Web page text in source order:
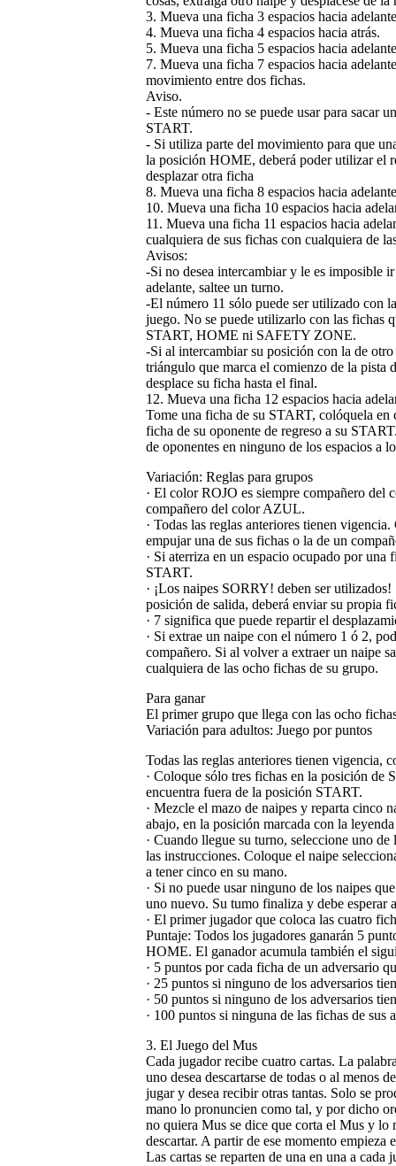
3. Mueva una ficha 3 espacios hacia
4. Mueva una ficha 4 espacios hacia atrás.
5. Mueva una ficha 5 espacios hacia
7. Mueva una ficha 7 espacios hacia
movimiento entre dos fichas.
Aviso.
- Este número no se puede usar para sacar
START.
- Si utiliza parte del movimiento para que
la posición HOME, deberá poder utilizar el
desplazar otra ficha
8. Mueva una ficha 8 espacios hacia
10. Mueva una ficha 10 espacios hacia
11. Mueva una ficha 11 espacios hacia
cualquiera de sus fichas con cualquiera de
Avisos:
-Si no desea intercambiar y le es imposible
adelante, saltee un turno.
-El número 11 sólo puede ser utilizado con
juego. No se puede utilizarlo con las fichas
START, HOME ni SAFETY ZONE.
-Si al intercambiar su posición con la de
triángulo que marca el comienzo de la pista
desplace su ficha hasta el final.
12. Mueva una ficha 12 espacios hacia
Tome una ficha de su START, colóquela
ficha de su oponente de regreso a su
de oponentes en ninguno de los espacios a
Variación: Reglas para grupos
· El color ROJO es siempre compañero
compañero del color AZUL.
· Todas las reglas anteriores tienen
empujar una de sus fichas o la de un
· Si aterriza en un espacio ocupado por
START.
· ¡Los naipes SORRY! deben ser
posición de salida, deberá enviar su propia
· 7 significa que puede repartir el
· Si extrae un naipe con el número 1 ó 2,
compañero. Si al volver a extraer un naipe
cualquiera de las ocho fichas de su grupo.
Para ganar
El primer grupo que llega con las ocho
Variación para adultos: Juego por puntos
Todas las reglas anteriores tienen vigencia,
· Coloque sólo tres fichas en la posición de
encuentra fuera de la posición START.
· Mezcle el mazo de naipes y reparta cinco
abajo, en la posición marcada con la
· Cuando llegue su turno, seleccione uno
las instrucciones. Coloque el naipe
a tener cinco en su mano.
· Si no puede usar ninguno de los naipes
uno nuevo. Su tumo finaliza y debe esperar
· El primer jugador que coloca las cuatro
Puntaje: Todos los jugadores ganarán 5
HOME. El ganador acumula también el
· 5 puntos por cada ficha de un adversario
· 25 puntos si ninguno de los adversarios
· 50 puntos si ninguno de los adversarios
· 100 puntos si ninguna de las fichas de
3. El Juego del Mus
Cada jugador recibe cuatro cartas. La
uno desea descartarse de todas o al menos
jugar y desea recibir otras tantas. Solo se
mano lo pronuncien como tal, y por dicho
no quiera Mus se dice que corta el Mus y lo
descartar. A partir de ese momento empieza
Las cartas se reparten de una en una a